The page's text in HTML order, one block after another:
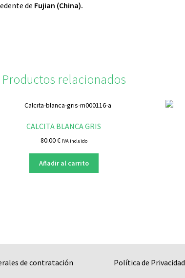
de Fujian (China).
Productos relacionados
CALCITA BLANCA GRIS
80.00€ IVA incluido
Añadir al carrito
de contratación
Política de Privacidad